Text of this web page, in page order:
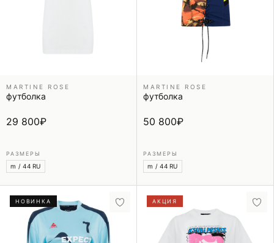
MARTINE ROSE
футболка
29 800₽
РАЗМЕРЫ
m / 44 RU
MARTINE ROSE
футболка
50 800₽
РАЗМЕРЫ
m / 44 RU
НОВИНКА АКЦИЯ